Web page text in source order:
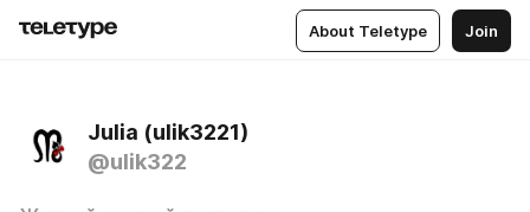
About Teletype Join
Julia (ulik3221)
@ulik322